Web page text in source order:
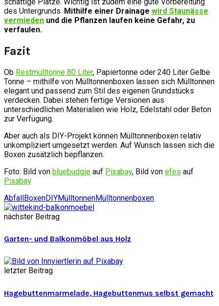
des Untergrunds. Mithilfe einer Drainage wird Staunässe
vermieden und die Pflanzen laufen keine Gefahr, zu
verfaulen.
Fazit
Ob Restmülltonne 80 Liter, Papiertonne oder 240 Liter Gelbe
Tonne – mithilfe von Mülltonnenboxen lassen sich Mülltonnen
elegant und passend zum Stil des eigenen Grundstücks
verdecken. Dabei stehen fertige Versionen aus
unterschiedlichen Materialien wie Holz, Edelstahl oder Beton
zur Verfügung.
Aber auch als DIY-Projekt können Mülltonnenboxen relativ
unkompliziert umgesetzt werden. Auf Wunsch lassen sich die
Boxen zusätzlich bepflanzen.
Foto: Bild von bluebudgie auf Pixabay, Bild von efes auf
Pixabay
AbfallBoxenDIYMülltonnenMülltonnenboxen
nächster Beitrag
Garten- und Balkonmöbel aus Holz
letzter Beitrag
Hagebuttenmarmelade, Hagebuttenmus selbst gemacht